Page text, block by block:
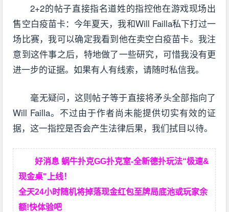
2+2的帖子直接指名道姓的指控他在游戏现场出
售空白疫苗卡：今年夏天，我和Will Failla私下打过一
场比赛，我可以确定我看到他在卖空白疫苗卡。我注
意到这件事之后，特地做了一些研究，可惜我没有更
进一步的证据。如果有人有线索，请随时私信我。
毫无疑问，这则帖子等于直接将矛头全部指向了
Will Failla。不过由于作者尚未能提供切实有效的证
据，这一指控是否会产生法律后果，我们拭目以待。
好消息 蜗牛扑克GG扑克室-全新德扑玩法“极速&
现金桌"上线！
全天24小时随机将掉落现金红包至牌局底池或玩家余
额!快体验吧